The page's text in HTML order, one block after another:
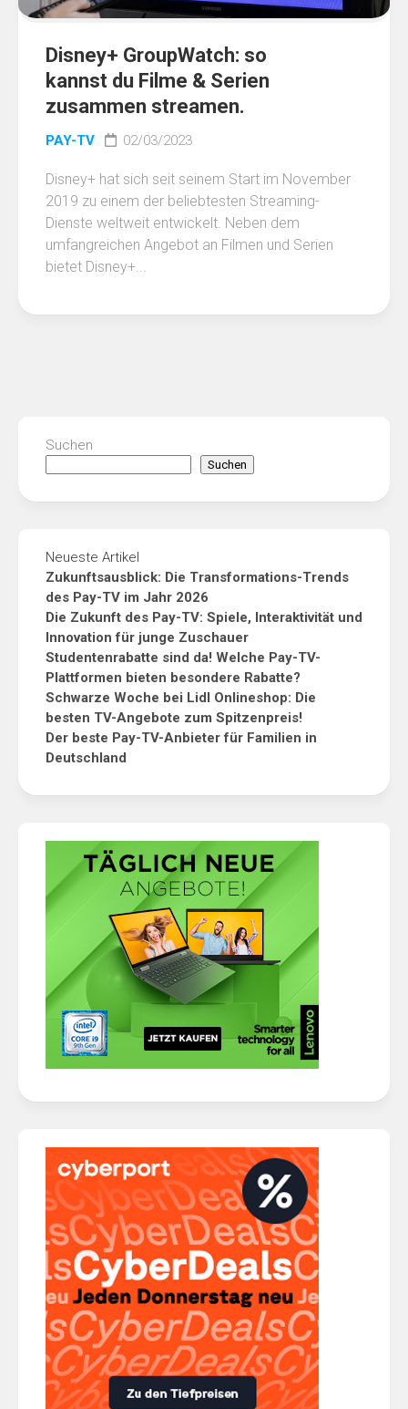
Disney+ GroupWatch: so
kannst du Filme & Serien
zusammen streamen.
PAY-TV 02/03/2023
Disney+ hat sich seit seinem Start im November
2019 zu einem der beliebtesten Streaming-
Dienste weltweit entwickelt. Neben dem
umfangreichen Angebot an Filmen und Serien
bietet Disney+...
Suchen
Suchen
Neueste Artikel
Zukunftsausblick: Die Transformations-Trends
des Pay-TV im Jahr 2026
Die Zukunft des Pay-TV: Spiele, Interaktivität und
Innovation für junge Zuschauer
Studentenrabatte sind da! Welche Pay-TV-
Plattformen bieten besondere Rabatte?
Schwarze Woche bei Lidl Onlineshop: Die
besten TV-Angebote zum Spitzenpreis!
Der beste Pay-TV-Anbieter für Familien in
Deutschland